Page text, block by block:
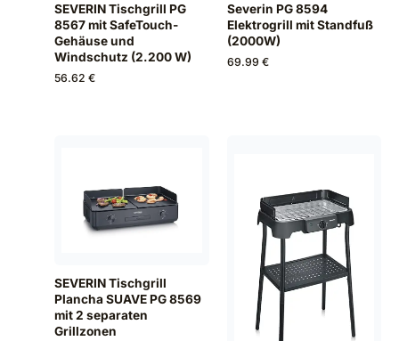
SEVERIN Tischgrill PG
8567 mit SafeTouch-
Gehäuse und
Windschutz (2.200 W)
56.62 €
Severin PG 8594
Elektrogrill mit Standfuß
(2000W)
69.99 €
SEVERIN Tischgrill
Plancha SUAVE PG 8569
mit 2 separaten
Grillzonen